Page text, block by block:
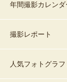
年間撮影カレンダ
撮影レポート
人気フォトグラ